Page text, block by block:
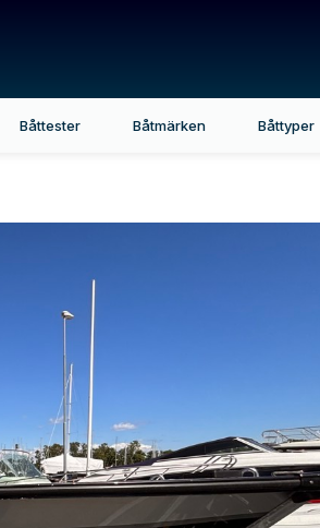
Båttester Båtmärken Båttyper